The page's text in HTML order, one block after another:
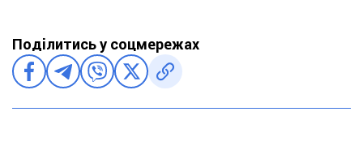
Поділитись у соцмережах